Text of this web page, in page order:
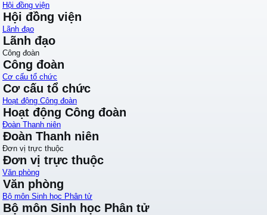
Hội đồng viện
Hội đồng viện
Lãnh đạo
Lãnh đạo
Công đoàn
Công đoàn
Cơ cấu tổ chức
Cơ cấu tổ chức
Hoạt động Công đoàn
Hoạt động Công đoàn
Đoàn Thanh niên
Đoàn Thanh niên
Đơn vị trực thuộc
Đơn vị trực thuộc
Văn phòng
Văn phòng
Bộ môn Sinh học Phân tử
Bộ môn Sinh học Phân tử